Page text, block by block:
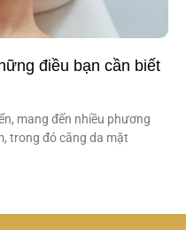
điều bạn cần biết
mang đến nhiều phương
trong đó căng da mặt